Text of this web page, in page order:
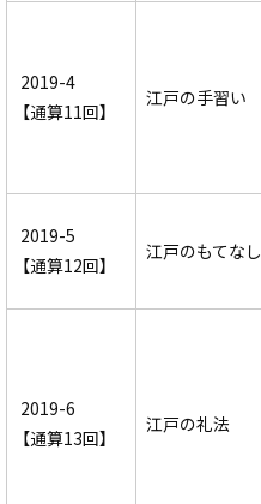
2019-4
【通算11回】
江戸の手習い
2019-5
【通算12回】
江戸のもてなし
2019-6
【通算13回】
江戸の礼法